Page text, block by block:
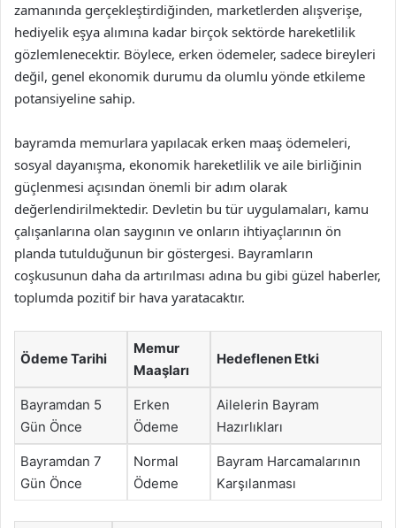
zamanında gerçekleştirdiğinden, marketlerden alışverişe,
hediyelik eşya alımına kadar birçok sektörde hareketlilik
gözlemlenecektir. Böylece, erken ödemeler, sadece bireyleri
değil, genel ekonomik durumu da olumlu yönde etkileme
potansiyeline sahip.
bayramda memurlara yapılacak erken maaş ödemeleri,
sosyal dayanışma, ekonomik hareketlilik ve aile birliğinin
güçlenmesi açısından önemli bir adım olarak
değerlendirilmektedir. Devletin bu tür uygulamaları, kamu
çalışanlarına olan saygının ve onların ihtiyaçlarının ön
planda tutulduğunun bir göstergesi. Bayramların
coşkusunun daha da artırılması adına bu gibi güzel haberler,
toplumda pozitif bir hava yaratacaktır.
Ödeme Tarihi
Memur
Maaşları
Hedeflenen Etki
Bayramdan 5
Gün Önce
Erken
Ödeme
Ailelerin Bayram
Hazırlıkları
Bayramdan 7
Gün Önce
Normal
Ödeme
Bayram Harcamalarının
Karşılanması